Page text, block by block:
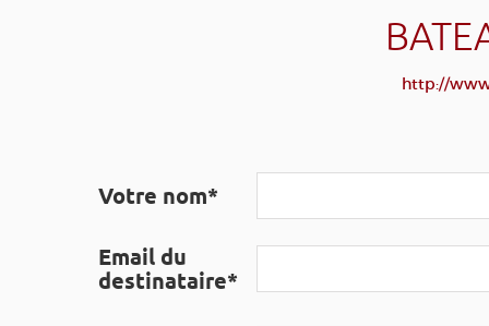
http://
Votre nom*
Email du
destinataire*